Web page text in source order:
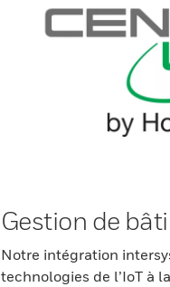
Gestion de
Notre intégration
technologies de l’IoT à